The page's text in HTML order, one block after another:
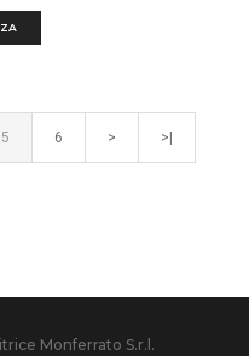
5 6 > >|
Monferrato S.r.l.